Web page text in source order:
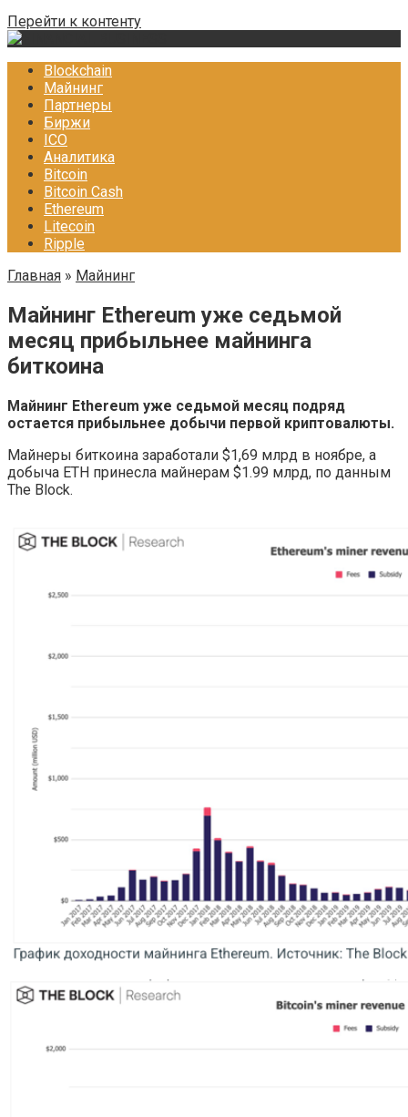
Перейти к контенту
Blockchain
Майнинг
Партнеры
Биржи
ICO
Аналитика
Bitcoin
Bitcoin Cash
Ethereum
Litecoin
Ripple
Главная » Майнинг
Майнинг Ethereum уже седьмой
месяц прибыльнее майнинга
биткоина
Майнинг Ethereum уже седьмой месяц подряд
остается прибыльнее добычи первой криптовалюты.
Майнеры биткоина заработали $1,69 млрд в ноябре, а
добыча ETH принесла майнерам $1.99 млрд, по данным
The Block.